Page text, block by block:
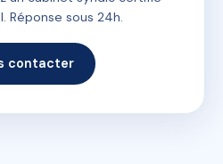
Réponse sous 24h.
contacter